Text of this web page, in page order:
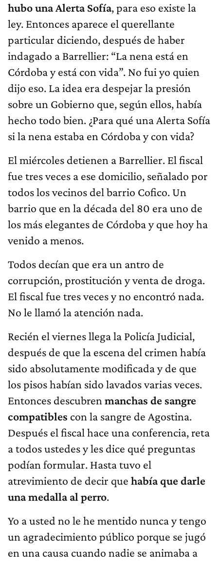
hubo una Alerta Sofía, para eso existe la
ley. Entonces aparece el querellante
particular diciendo, después de haber
indagado a Barrellier: “La nena está en
Córdoba y está con vida”. No fui yo quien
dijo eso. La idea era despejar la presión
sobre un Gobierno que, según ellos, había
hecho todo bien. ¿Para qué una Alerta Sofía
si la nena estaba en Córdoba y con vida?
El miércoles detienen a Barrellier. El fiscal
fue tres veces a ese domicilio, señalado por
todos los vecinos del barrio Cofico. Un
barrio que en la década del 80 era uno de
los más elegantes de Córdoba y que hoy ha
venido a menos.
Todos decían que era un antro de
corrupción, prostitución y venta de droga.
El fiscal fue tres veces y no encontró nada.
No le llamó la atención nada.
Recién el viernes llega la Policía Judicial,
después de que la escena del crimen había
sido absolutamente modificada y de que
los pisos habían sido lavados varias veces.
Entonces descubren manchas de sangre
compatibles con la sangre de Agostina.
Después el fiscal hace una conferencia, reta
a todos ustedes y les dice qué preguntas
podían formular. Hasta tuvo el
atrevimiento de decir que había que darle
una medalla al perro.
Yo a usted no le he mentido nunca y tengo
un agradecimiento público porque se jugó
en una causa cuando nadie se animaba a